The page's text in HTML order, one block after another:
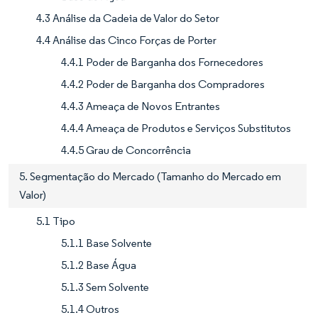
4.3 Análise da Cadeia de Valor do Setor
4.4 Análise das Cinco Forças de Porter
4.4.1 Poder de Barganha dos Fornecedores
4.4.2 Poder de Barganha dos Compradores
4.4.3 Ameaça de Novos Entrantes
4.4.4 Ameaça de Produtos e Serviços Substitutos
4.4.5 Grau de Concorrência
5. Segmentação do Mercado (Tamanho do Mercado em
Valor)
5.1 Tipo
5.1.1 Base Solvente
5.1.2 Base Água
5.1.3 Sem Solvente
5.1.4 Outros